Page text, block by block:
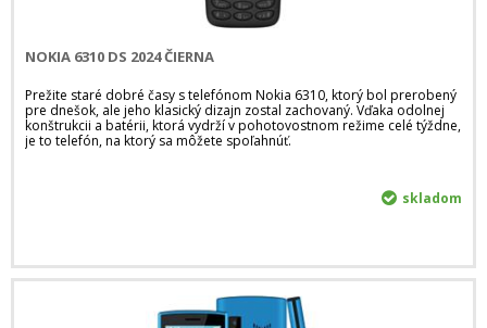
NOKIA 6310 DS 2024 ČIERNA
Prežite staré dobré časy s telefónom Nokia 6310, ktorý bol prerobený
pre dnešok, ale jeho klasický dizajn zostal zachovaný. Vďaka odolnej
konštrukcii a batérii, ktorá vydrží v pohotovostnom režime celé týždne,
je to telefón, na ktorý sa môžete spoľahnúť.
skladom